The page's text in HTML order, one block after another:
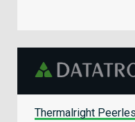
Thermalright